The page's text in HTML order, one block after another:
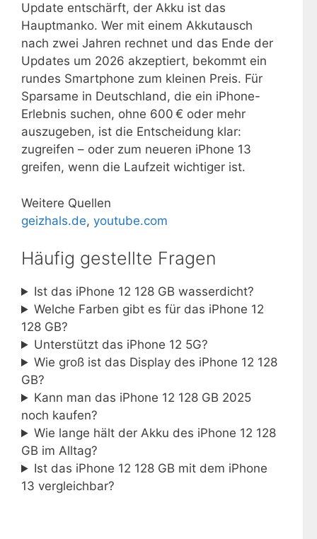
Update entschärft, der Akku ist das
Hauptmanko. Wer mit einem Akkutausch
nach zwei Jahren rechnet und das Ende der
Updates um 2026 akzeptiert, bekommt ein
rundes Smartphone zum kleinen Preis. Für
Sparsame in Deutschland, die ein iPhone-
Erlebnis suchen, ohne 600 € oder mehr
auszugeben, ist die Entscheidung klar:
zugreifen – oder zum neueren iPhone 13
greifen, wenn die Laufzeit wichtiger ist.
Weitere Quellen
geizhals.de, youtube.com
Häufig gestellte Fragen
Ist das iPhone 12 128 GB wasserdicht?
Welche Farben gibt es für das iPhone 12
128 GB?
Unterstützt das iPhone 12 5G?
Wie groß ist das Display des iPhone 12 128
GB?
Kann man das iPhone 12 128 GB 2025
noch kaufen?
Wie lange hält der Akku des iPhone 12 128
GB im Alltag?
Ist das iPhone 12 128 GB mit dem iPhone
13 vergleichbar?